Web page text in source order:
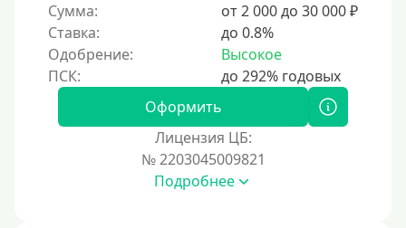
Краткосрочные
Долгосрочные
Принятие решения
Сумма:
от 2 000 до 30 000 ₽
Ставка:
до 0.8%
Одобрение:
Высокое
Оформить
Лицензия ЦБ:
№ 2203045009821
Подробнее